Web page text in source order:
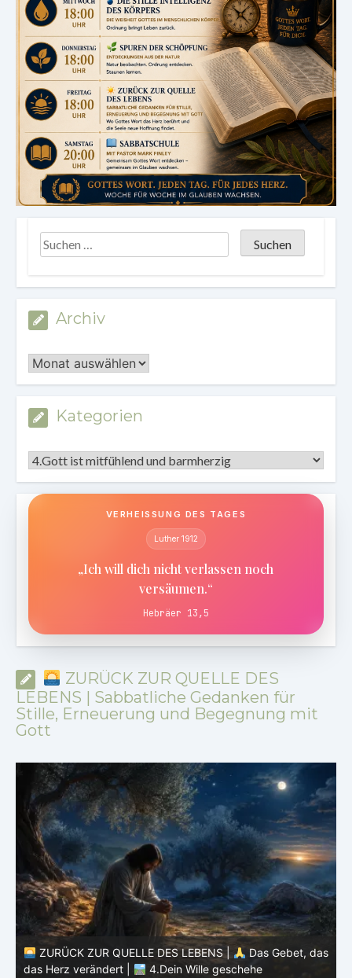
Archiv
Archiv
Kategorien
Kategorien
VERHEISSUNG DES TAGES
Luther 1912
„Ich will dich nicht verlassen noch
versäumen.“
Hebräer 13,5
ZURÜCK ZUR QUELLE DES
LEBENS | Sabbatliche Gedanken für
Stille, Erneuerung und Begegnung mit
Gott
ZURÜCK ZUR QUELLE DES LEBENS |
Das Gebet, das
das Herz verändert |
3.Dein Reich komme